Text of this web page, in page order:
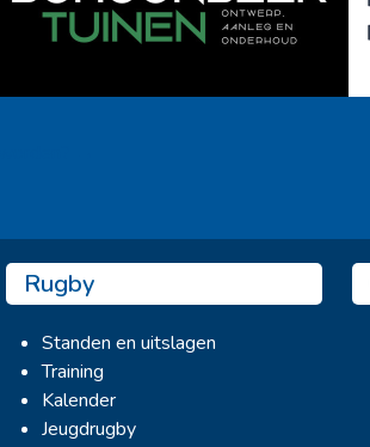
Rugby
Standen en uitslagen
Training
Kalender
Jeugdrugby